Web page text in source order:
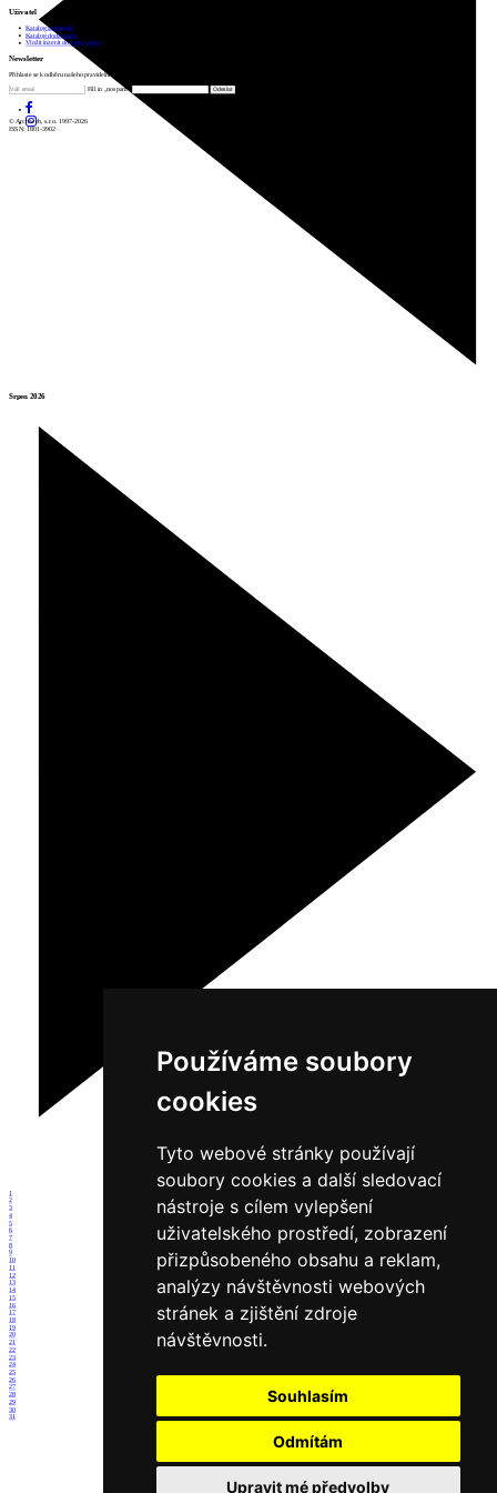
Používáme soubory
cookies
Tyto webové stránky používají
soubory cookies a další sledovací
nástroje s cílem vylepšení
uživatelského prostředí, zobrazení
přizpůsobeného obsahu a reklam,
analýzy návštěvnosti webových
stránek a zjištění zdroje
návštěvnosti.
Souhlasím
Odmítám
Upravit mé předvolby
Srpen 2026
1
2
3
4
5
6
7
8
9
10
11
12
13
14
15
16
17
18
19
20
21
22
23
24
25
26
27
28
29
30
31
Uživatel
Katalog architektů
Katalog dodavatelů
Vložit inzerát do burzy práce
Newsletter
Přihlaste se k odběru našeho pravidelného týdenního newsletteru:
Fill in „nospam“
© Archiweb, s.r.o. 1997-2026
ISSN: 1801-3902